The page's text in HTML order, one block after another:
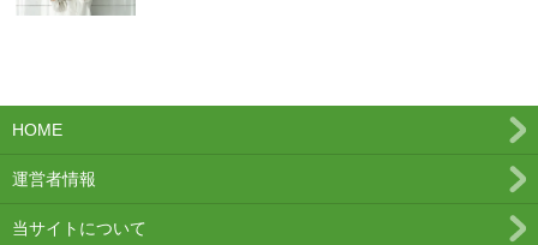
HOME
運営者情報
当サイトについて